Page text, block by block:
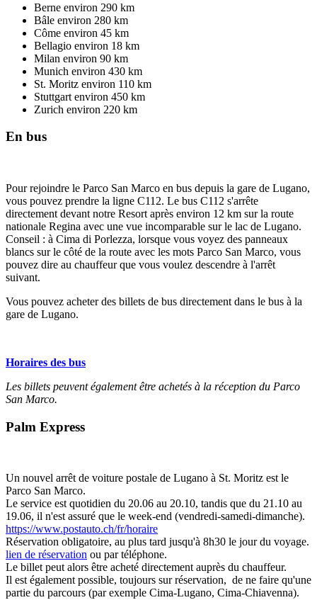
Berne environ 290 km
Bâle environ 280 km
Côme environ 45 km
Bellagio environ 18 km
Milan environ 90 km
Munich environ 430 km
St. Moritz environ 110 km
Stuttgart environ 450 km
Zurich environ 220 km
En bus
Pour rejoindre le Parco San Marco en bus depuis la gare de Lugano,
vous pouvez prendre la ligne C112. Le bus C112 s'arrête
directement devant notre Resort après environ 12 km sur la route
nationale Regina avec une vue incomparable sur le lac de Lugano.
Conseil : à Cima di Porlezza, lorsque vous voyez des panneaux
blancs sur le côté de la route avec les mots Parco San Marco, vous
pouvez dire au chauffeur que vous voulez descendre à l'arrêt
suivant.
Vous pouvez acheter des billets de bus directement dans le bus à la
gare de Lugano.
Horaires des bus
Les billets peuvent également être achetés à la réception du Parco
San Marco.
Palm Express
Un nouvel arrêt de voiture postale de Lugano à St. Moritz est le
Parco San Marco.
Le service est quotidien du 20.06 au 20.10, tandis que du 21.10 au
19.06, il n'est assuré que le week-end (vendredi-samedi-dimanche).
https://www.postauto.ch/fr/horaire
Réservation obligatoire, au plus tard jusqu'à 8h30 le jour du voyage.
lien de réservation ou par téléphone.
Le billet peut alors être acheté directement auprès du chauffeur.
Il est également possible, toujours sur réservation, de ne faire qu'une
partie du parcours (par exemple Cima-Lugano, Cima-Chiavenna).